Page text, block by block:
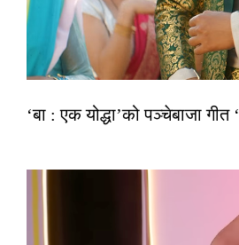
‘बा : एक योद्धा’को पञ्चेबाजा